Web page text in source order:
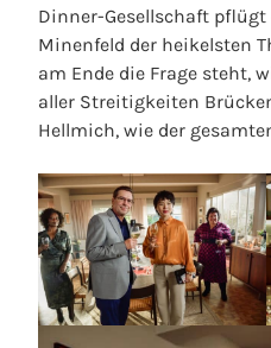
Dinner-Gesellschaft
Minenfeld der heikelsten
am Ende die Frage steht,
aller Streitigkeiten
Hellmich, wie der